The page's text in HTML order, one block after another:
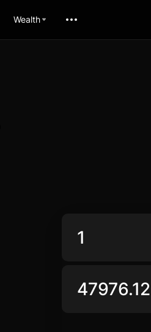
Wealth